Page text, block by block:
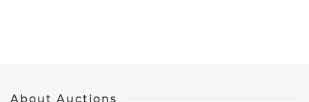
About Auctions